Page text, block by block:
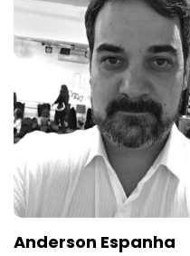
Anderson Espanha